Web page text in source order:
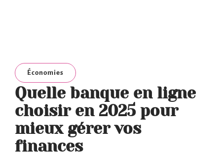
Économies
Quelle banque en ligne
choisir en 2025 pour
mieux gérer vos
finances